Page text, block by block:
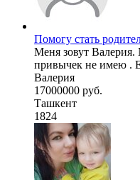
Помогу стать
Меня зовут Валерия.
привычек не имею .
Валерия
17000000 руб.
Ташкент
1824